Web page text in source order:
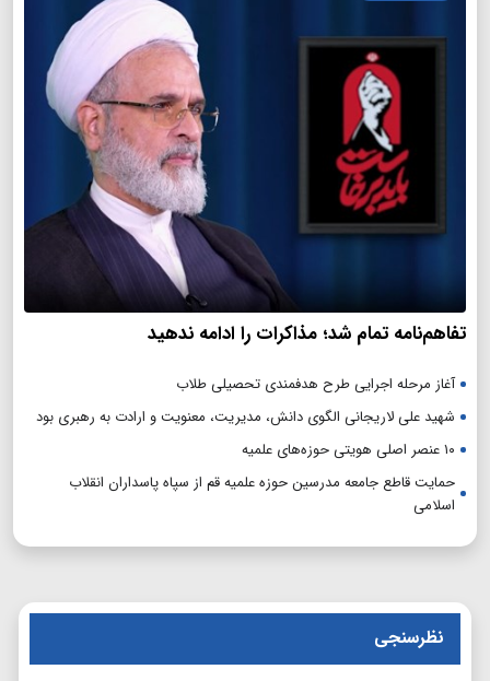
تفاهم‌نامه تمام شد؛ مذاکرات را ادامه ندهید
آغاز مرحله اجرایی طرح هدفمندی تحصیلی طلاب
شهید علی لاریجانی الگوی دانش، مدیریت، معنویت و ارادت به رهبری بود
۱۰ عنصر اصلی هویتی حوزه‌های علمیه
حمایت قاطع جامعه مدرسین حوزه علمیه قم از سپاه پاسداران انقلاب
اسلامی
نظرسنجی